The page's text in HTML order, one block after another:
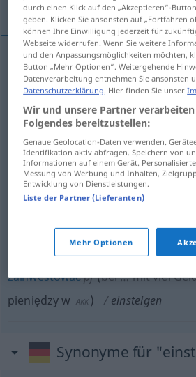
wsiadać<wsiąść>(in AKK),(do GEN
einsteigen
włazić<wleźć>(do ) einsteigen
przystępować<-stąpić>(do GEN)
beginnen UMG FIG
zainwestowaćpf(bei … mit viel
pieniędzy w AKK ) einsteigen
Synonyme für
durch einen Klick auf den „Akzeptieren“-
geben. Klicken Sie ansonsten auf „Fortfahren
können Ihre Einwilligung jederzeit für
Webseite widerrufen. Wenn Sie weitere
und den Anpassungsmöglichkeiten möchten,
Button „Mehr Optionen“. Weitergehende
Datenverarbeitung entnehmen Sie ansonsten
Datenschutzerklärung. Hier finden Sie unser
Wir und unsere Partner
Folgendes bereitzustellen:
Genaue Geolocation-Daten verwenden.
Identifikation aktiv abfragen. Speichern von
Informationen auf einem Gerät.
Messung von Werbung und Inhalten,
Entwicklung von Dienstleistungen.
Liste der Partner (Lieferanten)
Mehr Optionen